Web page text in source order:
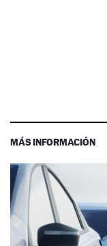
MÁS INFORMACIÓN